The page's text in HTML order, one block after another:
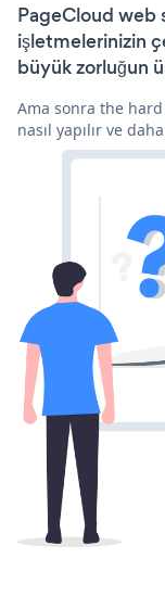
PageCloud web
işletmelerinizin
büyük zorluğun
Ama sonra the
nasıl yapılır ve